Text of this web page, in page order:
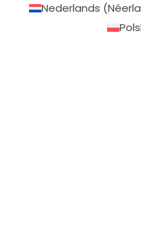
Nederlands (